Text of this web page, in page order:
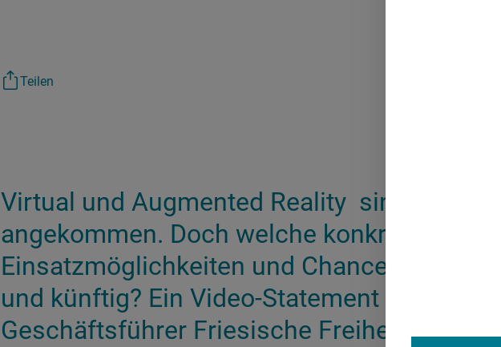
Teilen
Virtual und Augmented Reality sind in der
angekommen. Doch welche konkreten
Einsatzmöglichkeiten und Chancen gibt es
und künftig? Ein Video-Statement von Ihno
Geschäftsführer Friesische Freiheit.